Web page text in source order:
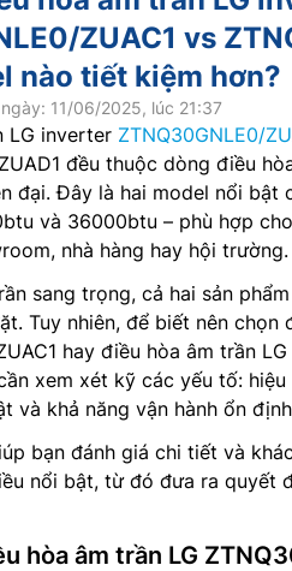
ZUAC1 vs
nào tiết kiệm hơn?
11/06/2025, lúc 21:37
LG inverter ZTNQ30GNLE0/
đều thuộc dòng điều
đại. Đây là hai model nổi bật
và 36000btu – phù hợp
nhà hàng hay hội trường.
sang trọng, cả hai sản
Tuy nhiên, để biết nên
hay điều hòa âm trần
xem xét kỹ các yếu tố:
và khả năng vận hành ổn
bạn đánh giá chi tiết và
nổi bật, từ đó đưa ra quyết
hòa âm trần LG